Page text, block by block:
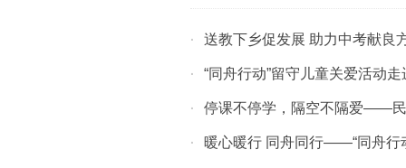
· 送教下乡促发展 助力中考献良
· “同舟行动”留守儿童关爱活动
· 停课不停学，隔空不隔爱——民
· 暖心暖行 同舟同行——“同舟行